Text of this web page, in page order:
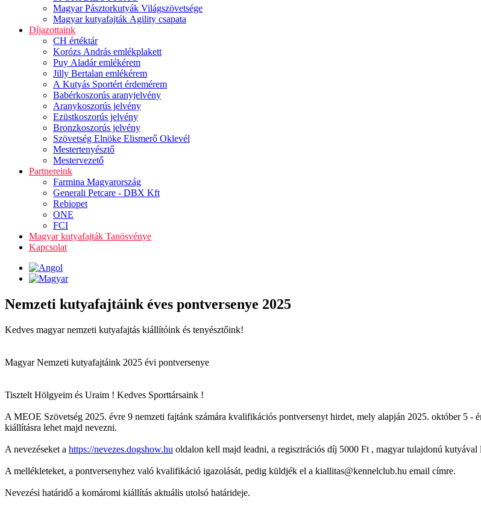
Magyar Pásztorkutyák Világszövetsége
Magyar kutyafajták Agility csapata
Díjazottaink
CH értéktár
Korózs András emlékplakett
Puy Aladár emlékérem
Jilly Bertalan emlékérem
A Kutyás Sportért érdemérem
Babérkoszorús aranyjelvény
Aranykoszorús jelvény
Ezüstkoszorús jelvény
Bronzkoszorús jelvény
Szövetség Elnöke Elismerő Oklevél
Mestertenyésztő
Mestervezető
Partnereink
Farmina Magyarország
Generali Petcare - DBX Kft
Rebiopet
ONE
FCI
Magyar kutyafajták Tanösvénye
Kapcsolat
Nemzeti kutyafajtáink éves pontversenye 2025
Kedves magyar nemzeti kutyafajtás kiállítóink és tenyésztőink!
Magyar Nemzeti kutyafajtáink 2025 évi pontversenye
Tisztelt Hölgyeim és Uraim ! Kedves Sporttársaink !
A MEOE Szövetség 2025. évre 9 nemzeti fajtánk számára kvalifikációs pontversenyt hirdet, mely alapján 2025. október 5 -
kiállításra lehet majd nevezni.
A nevezéseket a https://nevezes.dogshow.hu oldalon kell majd leadni, a regisztrációs díj 5000 Ft , magyar tulajdonú kutyával
A mellékleteket, a pontversenyhez való kvalifikáció igazolását, pedig küldjék el a kiallitas@kennelclub.hu email címre.
Nevezési határidő a komáromi kiállítás aktuális utolsó határideje.